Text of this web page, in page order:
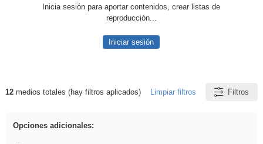
Inicia sesión para aportar contenidos, crear listas de
reproducción...
Iniciar sesión
Resultados de: carrocero
12medios totales (hay filtros aplicados) Limpiar filtros Filtros
Opciones adicionales: